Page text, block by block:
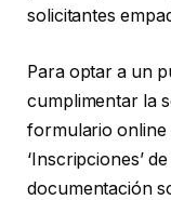
solicitantes
Para optar a un
cumplimentar la
formulario online
‘Inscripciones’
documentación